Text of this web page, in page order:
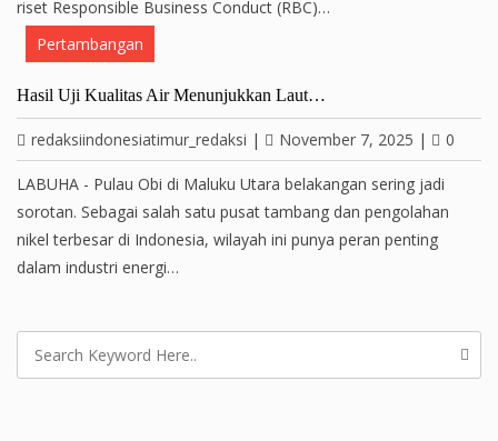
riset Responsible Business Conduct (RBC)…
Pertambangan
Hasil Uji Kualitas Air Menunjukkan Laut…
redaksiindonesiatimur_redaksi | November 7, 2025 | 0
LABUHA - Pulau Obi di Maluku Utara belakangan sering jadi
sorotan. Sebagai salah satu pusat tambang dan pengolahan
nikel terbesar di Indonesia, wilayah ini punya peran penting
dalam industri energi…